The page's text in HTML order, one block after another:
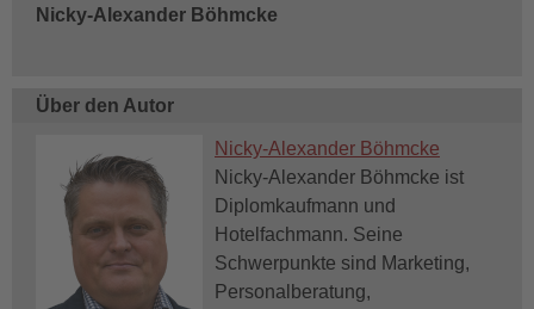
Nicky-Alexander Böhmcke
Über den Autor
Nicky-Alexander Böhmcke
Nicky-Alexander Böhmcke ist
Diplomkaufmann und
Hotelfachmann. Seine
Schwerpunkte sind Marketing,
Personalberatung,